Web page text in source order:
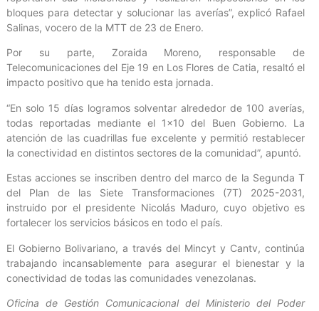
bloques para detectar y solucionar las averías”, explicó Rafael
Salinas, vocero de la MTT de 23 de Enero.
Por su parte, Zoraida Moreno, responsable de
Telecomunicaciones del Eje 19 en Los Flores de Catia, resaltó el
impacto positivo que ha tenido esta jornada.
“En solo 15 días logramos solventar alrededor de 100 averías,
todas reportadas mediante el 1×10 del Buen Gobierno. La
atención de las cuadrillas fue excelente y permitió restablecer
la conectividad en distintos sectores de la comunidad”, apuntó.
Estas acciones se inscriben dentro del marco de la Segunda T
del Plan de las Siete Transformaciones (7T) 2025-2031,
instruido por el presidente Nicolás Maduro, cuyo objetivo es
fortalecer los servicios básicos en todo el país.
El Gobierno Bolivariano, a través del Mincyt y Cantv, continúa
trabajando incansablemente para asegurar el bienestar y la
conectividad de todas las comunidades venezolanas.
Oficina de Gestión Comunicacional del Ministerio del Poder